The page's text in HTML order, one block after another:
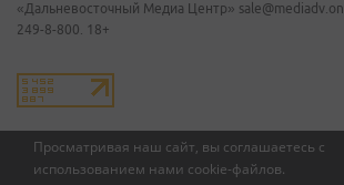
Просматривая наш сайт, вы соглашаетесь с
использованием нами cookie-файлов.
«Дальневосточный Медиа Центр»
249-8-800. 18+